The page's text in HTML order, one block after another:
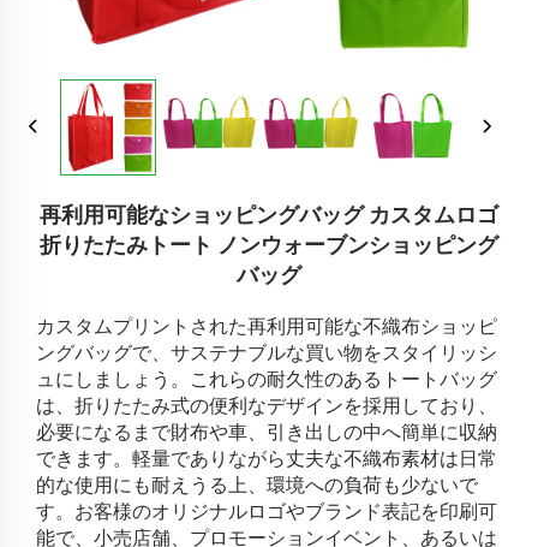
再利用可能なショッピングバッグ カスタムロゴ
折りたたみトート ノンウォーブンショッピング
バッグ
カスタムプリントされた再利用可能な不織布ショッピ
ングバッグで、サステナブルな買い物をスタイリッシ
ュにしましょう。これらの耐久性のあるトートバッグ
は、折りたたみ式の便利なデザインを採用しており、
必要になるまで財布や車、引き出しの中へ簡単に収納
できます。軽量でありながら丈夫な不織布素材は日常
的な使用にも耐えうる上、環境への負荷も少ないで
す。お客様のオリジナルロゴやブランド表記を印刷可
能で、小売店舗、プロモーションイベント、あるいは